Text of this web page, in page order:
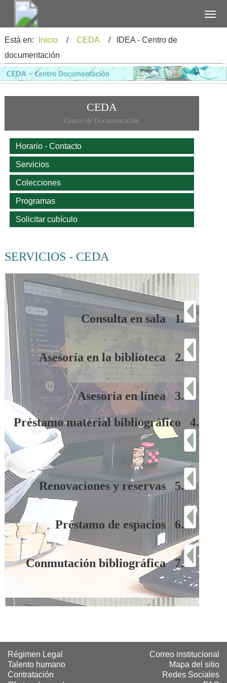
Está en: Inicio / CEDA
/ IDEA - Centro de
documentación
CEDA
Centro de Documentación
Horario - Contacto
Servicios
Colecciones
Programas
Solicitar cubículo
SERVICIOS - CEDA
Consulta en sala 1.
Asesoría en la biblioteca 2.
Asesoría en línea 3.
Préstamo material bibliográfico 4.
Renovaciones y reservas 5.
Préstamo de espacios 6.
Conmutación bibliográfica 7.
Régimen Legal
Talento humano
Contratación
Correo institucional
Mapa del sitio
Redes Sociales